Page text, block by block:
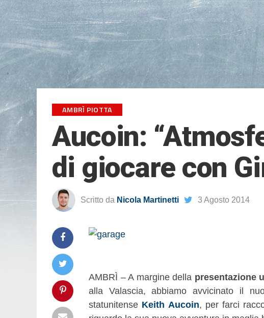
AMBRÌ PIOTTA
Aucoin:
di giocare con
Scritto da Nicola Martinetti 3 Agosto 2014
AMBRÌ – A margine della presentazione
alla Valascia, abbiamo avvicinato il
statunitense Keith Aucoin, per farci